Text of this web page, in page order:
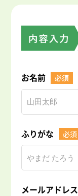
お名前 必須
ふりがな 必須
メールアドレス